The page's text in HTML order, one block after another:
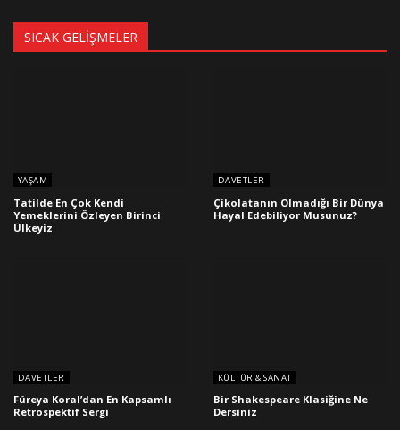
SICAK GELIŞMELER
YAŞAM
Tatilde En Çok Kendi
Yemeklerini Özleyen Birinci
Ülkeyiz
DAVETLER
Çikolatanın Olmadığı Bir Dünya
Hayal Edebiliyor Musunuz?
DAVETLER
Füreya Koral’dan En Kapsamlı
Retrospektif Sergi
KÜLTÜR & SANAT
Bir Shakespeare Klasiğine Ne
Dersiniz